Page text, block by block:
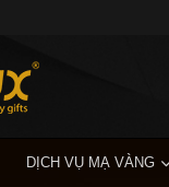
DỊCH VỤ MẠ VÀNG